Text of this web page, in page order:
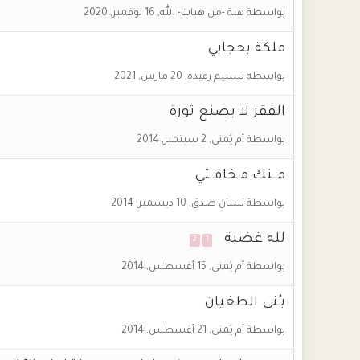
بواسطة هبة -من هبات- الله, 16 نوفمبر, 2020
ملكة بحجابي
بواسطة تسنيم رفيدة, 20 مارس, 2021
الفقر لا يصنع ثورة
بواسطة أم يُمنى, 2 سبتمبر, 2014
مــنك مـخافــتي
بواسطة لسان صدق, 10 ديسمبر, 2014
لله غضبة 1
2
بواسطة أم يُمنى, 15 أغسطس, 2014
بـُنى الطغيان
بواسطة أم يُمنى, 21 أغسطس, 2014